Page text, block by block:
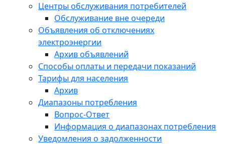
Центры обслуживания потребителей
Обслуживание вне очереди
Объявления об отключениях
электроэнергии
Архив объявлений
Способы оплаты и передачи показаний
Тарифы для населения
Архив
Диапазоны потребления
Вопрос-Ответ
Информация о диапазонах потребления
Уведомления о задолженности